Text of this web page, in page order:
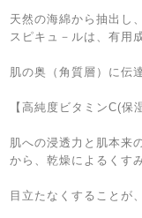
天然の海綿から抽出し
スピキュ－ルは、有用
肌の奥（角質層）に伝
【高純度ビタミンC(保
肌への浸透力と肌本来
から、乾燥によるくす
目立たなくすることが